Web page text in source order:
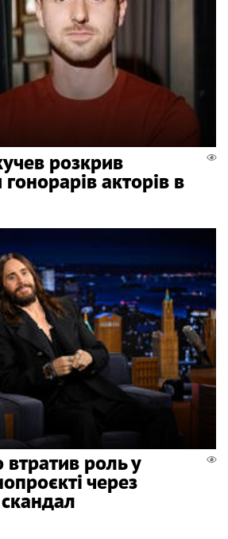
розкрив
акторів в
роль у
через